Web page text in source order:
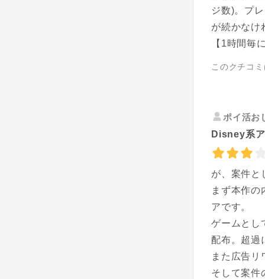
ジ数)。プ
が続かなけ
【1時間毎
このクチコ
ポイ活お
Disney系
が、案件と
まず本作
アです。
ゲームとし
配布。超過
また広告
そして案件